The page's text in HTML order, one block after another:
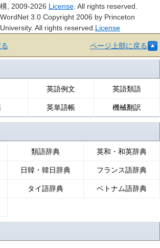
構, 2009-2026 License . All rights reserved.
WordNet 3.0 Copyright 2006 by Princeton
University. All rights reserved. License
ページ上部に戻る
英語例文 英語類語
英単語帳 機械翻訳
類語辞典 英和・和英辞典
日韓・韓日辞典 フランス語辞典
タイ語辞典 ベトナム語辞典